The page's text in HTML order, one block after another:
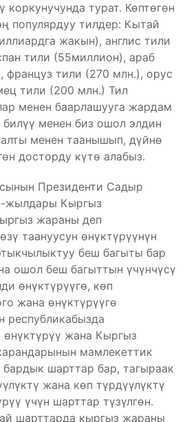
коркунучунда турат. Көптөгөн
популярдуу тилдер: Кытай
жакын), англис тили
тили (55миллион), араб
француз тили (270 млн.), орус
тили (200 млн.) Тил
менен баарлашууга жардам
менен биз ошол элдин
менен таанышып, дүйнө
досторду күтө алабыз.
Президенти Садыр
жылдары Кыргыз
жараны деп
таануусун өнүктүрүүнүн
беш багыты бар
ошол беш багыттын үчүнчүсү
өнүктүрүүгө, көп
жана өнүктүрүүгө
республикабызда
жана Кыргыз
мамлекеттик
шарттар бар, тагыраак
жана көп түрдүүлүктү
үчүн шарттар түзүлгөн.
шарттарда кыргыз жараны